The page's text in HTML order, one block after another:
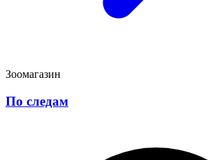
Зоомагазин
По следам